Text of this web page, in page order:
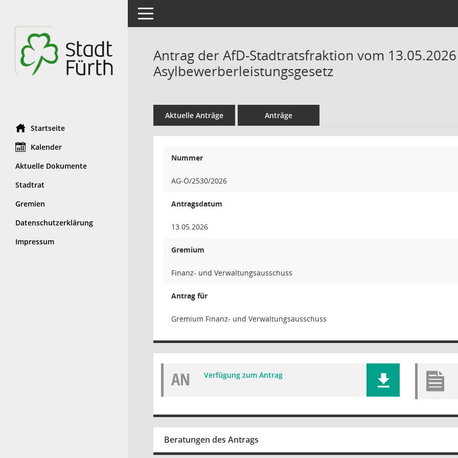
Startseite
Kalender
Aktuelle Dokumente
Stadtrat
Gremien
Datenschutzerklärung
Impressum
Toggle navigation
Antrag der AfD-Stadtratsfraktion vom
Asylbewerberleistungsgesetz
Aktuelle Anträge Anträge
Nummer
AG-Ö/2530/2026
Antragsdatum
13.05.2026
Gremium
Finanz- und Verwaltungsausschuss
Antrag für
Gremium Finanz- und Verwaltungsausschuss
AN Verfügung zum Antrag
Beratungen des Antrags